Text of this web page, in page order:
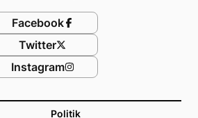
Politik
Facebook
Twitter
Instagram